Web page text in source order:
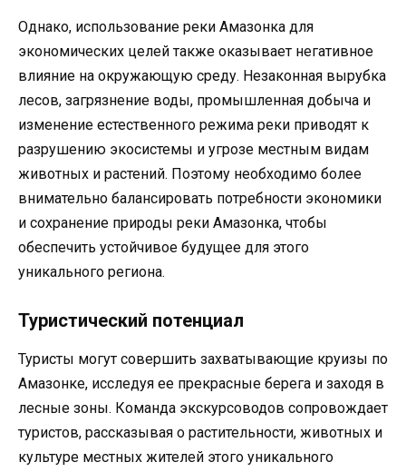
Однако, использование реки Амазонка для
экономических целей также оказывает негативное
влияние на окружающую среду. Незаконная вырубка
лесов, загрязнение воды, промышленная добыча и
изменение естественного режима реки приводят к
разрушению экосистемы и угрозе местным видам
животных и растений. Поэтому необходимо более
внимательно балансировать потребности экономики
и сохранение природы реки Амазонка, чтобы
обеспечить устойчивое будущее для этого
уникального региона.
Туристический потенциал
Туристы могут совершить захватывающие круизы по
Амазонке, исследуя ее прекрасные берега и заходя в
лесные зоны. Команда экскурсоводов сопровождает
туристов, рассказывая о растительности, животных и
культуре местных жителей этого уникального